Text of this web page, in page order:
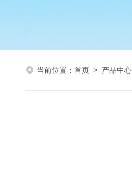
当前位置： 首页 > 产品中心